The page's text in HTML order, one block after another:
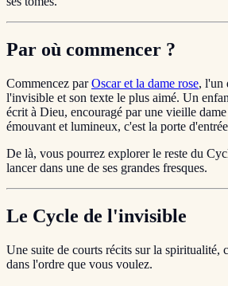
Par où commencer ?
Commencez parOscar et la dame rose, l'un
l'invisible et son texte le plus aimé. Un
écrit à Dieu, encouragé par une vieille
émouvant et lumineux, c'est la porte
De là, vous pourrez explorer le reste du
lancer dans une de ses grandes fresques.
Le Cycle de l'invisible
Une suite de courts récits sur la spiritualité,
dans l'ordre que vous voulez.